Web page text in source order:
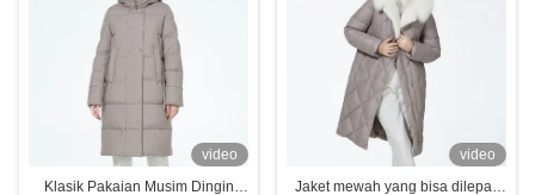
video
Klasik Pakaian Musim Dingin
video
Jaket mewah yang bisa dilepas